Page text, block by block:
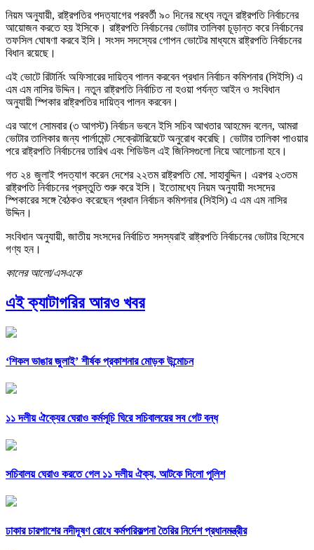
নিয়ম অনুযায়ী, রাষ্ট্রপতির পদত্যাগের পরবর্তী ৯০ দিনের মধ্যে নতুন রাষ্ট্রপতি নির্বাচনের
আয়োজন করতে হয় ইসিকে। রাষ্ট্রপতি নির্বাচনের ভোটার তালিকা চূড়ান্ত করে নির্বাচনের
তফসিল ঘোষণা করবে ইসি। সংসদ সদস্যের গোপন ভোটের মাধ্যমে রাষ্ট্রপতি নির্বাচনের
বিধান রয়েছে।
এই ভোটে রিটার্নিং অফিসারের দায়িত্ব পালন করবেন প্রধান নির্বাচন কমিশনার (সিইসি) এ
এম এম নাসির উদ্দিন। নতুন রাষ্ট্রপতি নির্বাচিত না হওয়া পর্যন্ত আইন ও সংবিধান
অনুযায়ী স্পিকার রাষ্ট্রপতির দায়িত্ব পালন করবেন।
এর আগে সোমবার (৩ আগস্ট) নির্বাচন ভবনে ইসি সচিব আখতার আহমেদ বলেন, আমরা
ভোটার তালিকার জন্য পার্লামেন্ট সেক্রেটারিয়েটে অনুরোধ করেছি। ভোটার তালিকা পাওয়ার
পরে রাষ্ট্রপতি নির্বাচনের তারিখ এবং শিডিউল এই জিনিসগুলো নিয়ে আলোচনা হবে।
গত ২৪ জুলাই পদত্যাগ করেন দেশের ২২তম রাষ্ট্রপতি মো. সাহাবুদ্দিন। এরপর ২৩তম
রাষ্ট্রপতি নির্বাচনের প্রস্তুতি শুরু করে ইসি। ইতোমধ্যে নিয়ম অনুযায়ী সংসদের
স্পিকারের সঙ্গে বৈঠকও করেছেন প্রধান নির্বাচন কমিশনার (সিইসি) এ এম এম নাসির
উদ্দিন।
সংবিধান অনুযায়ী, জাতীয় সংসদের নির্বাচিত সদস্যরাই রাষ্ট্রপতি নির্বাচনের ভোটার হিসেবে
গণ্য হন।
কালের আলো/এসএকে
এই ক্যাটাগরির আরও খবর
‘শিকল ভাঙার জুলাই’ শীর্ষক প্রকাশনার মোড়ক উন্মোচন
১১ দলীয় ঐক্যের ঘেরাও কর্মসূচি ঘিরে সচিবালয়ের সব গেট বন্ধ
সচিবালয় ঘেরাও করতে গেল ১১ দলীয় ঐক্য, আটকে দিলো পুলিশ
ঢাকার চারপাশের নদীদূষণ রোধে কর্মপরিকল্পনা তৈরির নির্দেশ প্রধানমন্ত্রীর